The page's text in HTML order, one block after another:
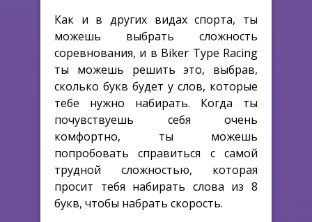
Как и в других видах спорта, ты
можешь выбрать сложность
соревнования, и в Biker Type Racing
ты можешь решить это, выбрав,
сколько букв будет у слов, которые
тебе нужно набирать. Когда ты
почувствуешь себя очень
комфортно, ты можешь
попробовать справиться с самой
трудной сложностью, которая
просит тебя набирать слова из 8
букв, чтобы набрать скорость.